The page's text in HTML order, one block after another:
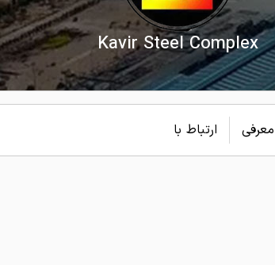
Kavir Steel Complex
معرفی ارتباط با